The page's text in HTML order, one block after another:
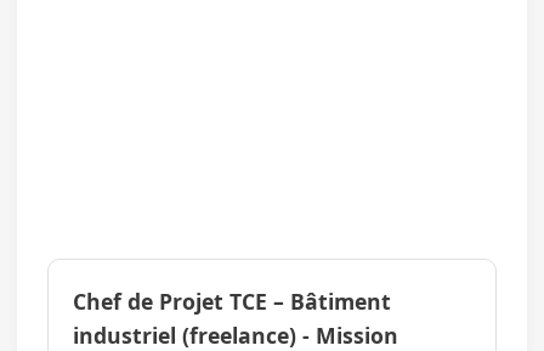
Chef de Projet TCE – Bâtiment
industriel (freelance) - Mission